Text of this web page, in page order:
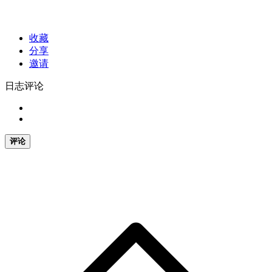
收藏
分享
邀请
日志评论
评论